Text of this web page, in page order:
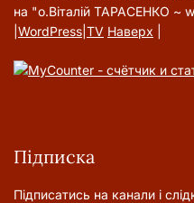
на "о.Віталій ТАРАСЕНКО ~
WordPress TV Наверх
Підписка
Підписатись на канали і